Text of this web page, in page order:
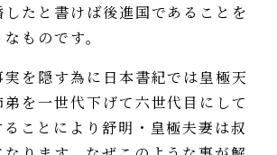
したと書けば後進国であることを
ものです。
を隠す為に日本書紀では皇極天
を一世代下げて六世代目にして
ことにより舒明・皇極夫妻は叔